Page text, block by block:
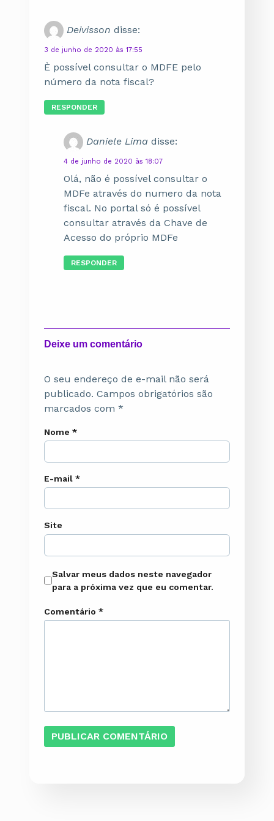
Deivisson disse:
3 de junho de 2020 às 17:55
È possível consultar o MDFE pelo
número da nota fiscal?
RESPONDER
Daniele Lima disse:
4 de junho de 2020 às 18:07
Olá, não é possível consultar o
MDFe através do numero da nota
fiscal. No portal só é possível
consultar através da Chave de
Acesso do próprio MDFe
RESPONDER
Deixe um comentário
O seu endereço de e-mail não será
publicado. Campos obrigatórios são
marcados com *
Nome *
E-mail *
Site
Salvar meus dados neste navegador
para a próxima vez que eu comentar.
Comentário *